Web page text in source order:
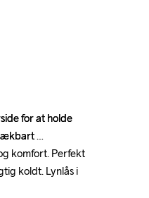
for at holde
komfort. Perfekt
koldt. Lynlås i
for at holde
komfort. Perfekt
koldt. Lynlås i